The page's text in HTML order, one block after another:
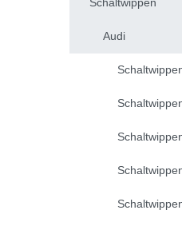
Schaltwippen
Audi